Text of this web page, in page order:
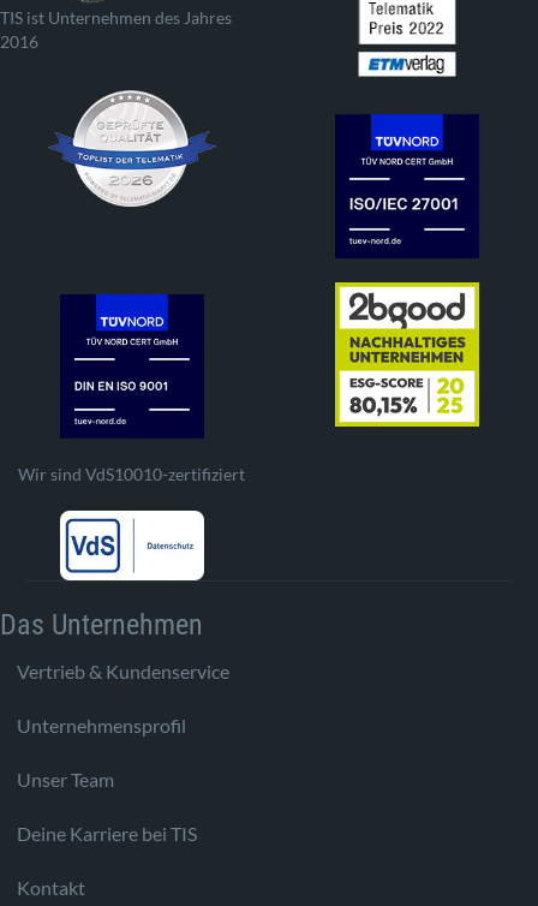
TIS ist Unternehmen des Jahres
2016
Wir sind VdS10010-zertifiziert
Das Unternehmen
Vertrieb & Kundenservice
Unternehmensprofil
Unser Team
Deine Karriere bei TIS
Kontakt